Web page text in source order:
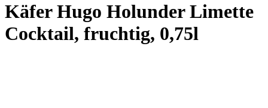
Käfer Hugo Holunder Limette
Cocktail, fruchtig, 0,75l